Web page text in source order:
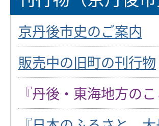
京丹後市史のご案内
販売中の旧町の刊行物
『丹後・東海地方の